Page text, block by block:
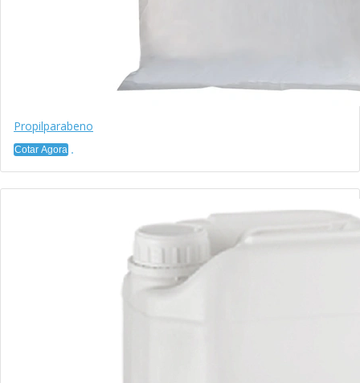
Propilparabeno
Cotar Agora